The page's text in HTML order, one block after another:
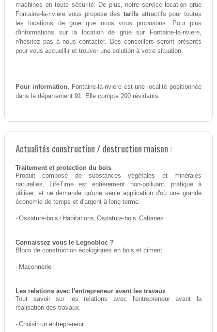
machines en toute sécurité. De plus, notre service location grue
Fontaine-la-riviere vous propose des tarifsattractifs pour toutes
les locations de grue que nous vous proposons. Pour plus
d'informations sur la location de grue sur Fontaine-la-riviere,
n'hésitez pas à nous contacter. Des conseillers seront présents
pour vous accueillir et trouver une solution à votre situation.
Pour information, Fontaine-la-riviere est une localité positionnée
dans le département 91. Elle compte 200 résidants.
Actualités construction / destruction maison :
Traitement et protection du bois
Produit composé de substances végétales et minérales
naturelles, LifeTime est entièrement non-polluant, pratique à
utiliser, et ne demande qu'une seule application d'où une grande
économie de temps et d'argent à long terme.
- Ossature-bois / Habitations, Ossature-bois, Cabanes
Connaissez vous le Legnobloc ?
Blocs de construction écologiques en bois et ciment.
- Maçonnerie
Les relations avec l'entrepreneur avant les travaux
Tout savoir sur les relations avec l'entrepreneur avant la
réalisation des travaux.
- Choisir un entrepreneur